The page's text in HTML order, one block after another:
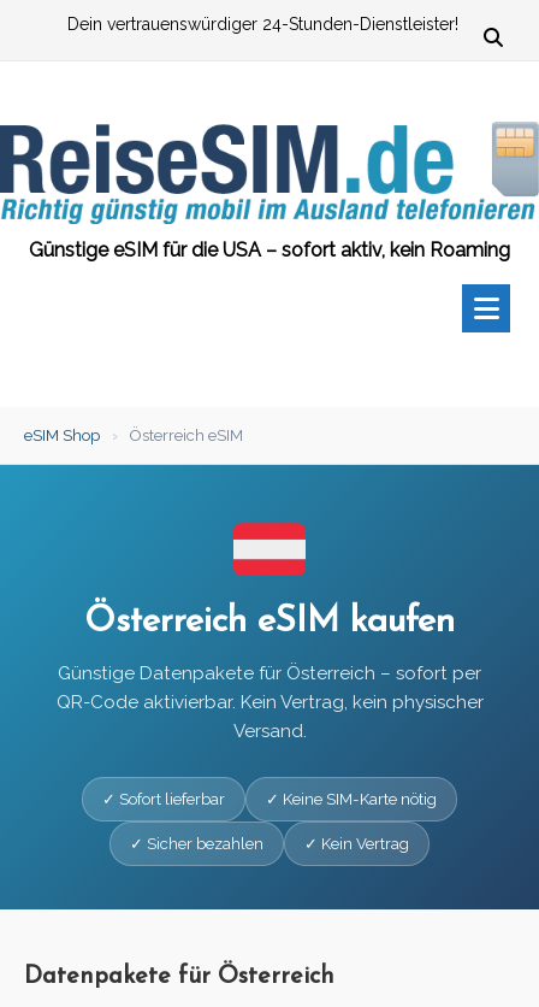
Dein vertrauenswürdiger 24-Stunden-Dienstleister!
Günstige eSIM für die USA – sofort aktiv, kein Roaming
eSIM Shop › Österreich eSIM
Österreich eSIM kaufen
Günstige Datenpakete für Österreich – sofort per
QR-Code aktivierbar. Kein Vertrag, kein physischer
Versand.
✓ Sofort lieferbar ✓ Keine SIM-Karte nötig
✓ Sicher bezahlen ✓ Kein Vertrag
Datenpakete für Österreich